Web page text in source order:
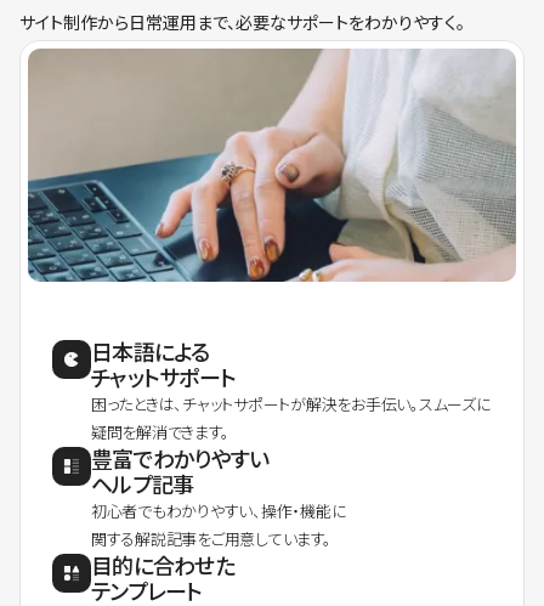
サイト制作から日常運用まで、必要なサポートをわかりやすく。
日本語による
チャットサポート
困ったときは、チャットサポートが解決をお手伝い。スムーズに
疑問を解消できます。
豊富でわかりやすい
ヘルプ記事
初心者でもわかりやすい、操作・機能に
関する解説記事をご用意しています。
目的に合わせた
テンプレート